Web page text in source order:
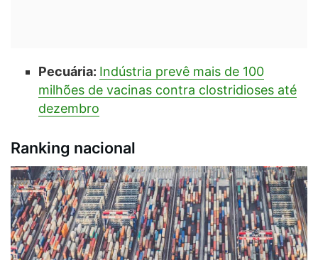
Pecuária: Indústria prevê mais de 100
milhões de vacinas contra clostridioses até
dezembro
Ranking nacional